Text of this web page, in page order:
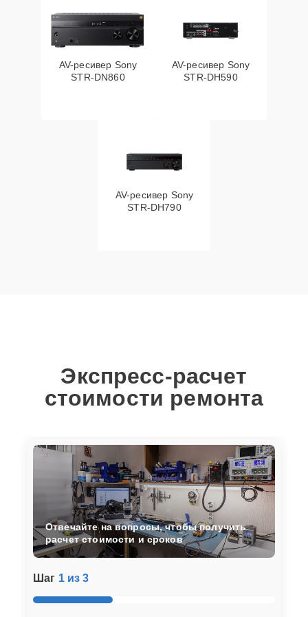
AV-ресивер Sony
STR-DN860
AV-ресивер Sony
STR-DH590
AV-ресивер Sony
STR-DH790
Экспресс-расчет
стоимости ремонта
Шаг 1 из 3
Отвечайте на вопросы, чтобы получить
расчет стоимости и сроков